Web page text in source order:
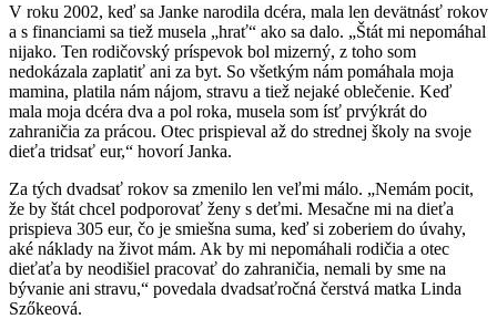
V roku 2002, keď sa Janke narodila dcéra, mala len devätnásť rokov
a s financiami sa tiež musela „hrať“ ako sa dalo. „Štát mi nepomáhal
nijako. Ten rodičovský príspevok bol mizerný, z toho som
nedokázala zaplatiť ani za byt. So všetkým nám pomáhala moja
mamina, platila nám nájom, stravu a tiež nejaké oblečenie. Keď
mala moja dcéra dva a pol roka, musela som ísť prvýkrát do
zahraničia za prácou. Otec prispieval až do strednej školy na svoje
dieťa tridsať eur,“ hovorí Janka.
Za tých dvadsať rokov sa zmenilo len veľmi málo. „Nemám pocit,
že by štát chcel podporovať ženy s deťmi. Mesačne mi na dieťa
prispieva 305 eur, čo je smiešna suma, keď si zoberiem do úvahy,
aké náklady na život mám. Ak by mi nepomáhali rodičia a otec
dieťaťa by neodišiel pracovať do zahraničia, nemali by sme na
bývanie ani stravu,“ povedala dvadsaťročná čerstvá matka Linda
Szőkeová.